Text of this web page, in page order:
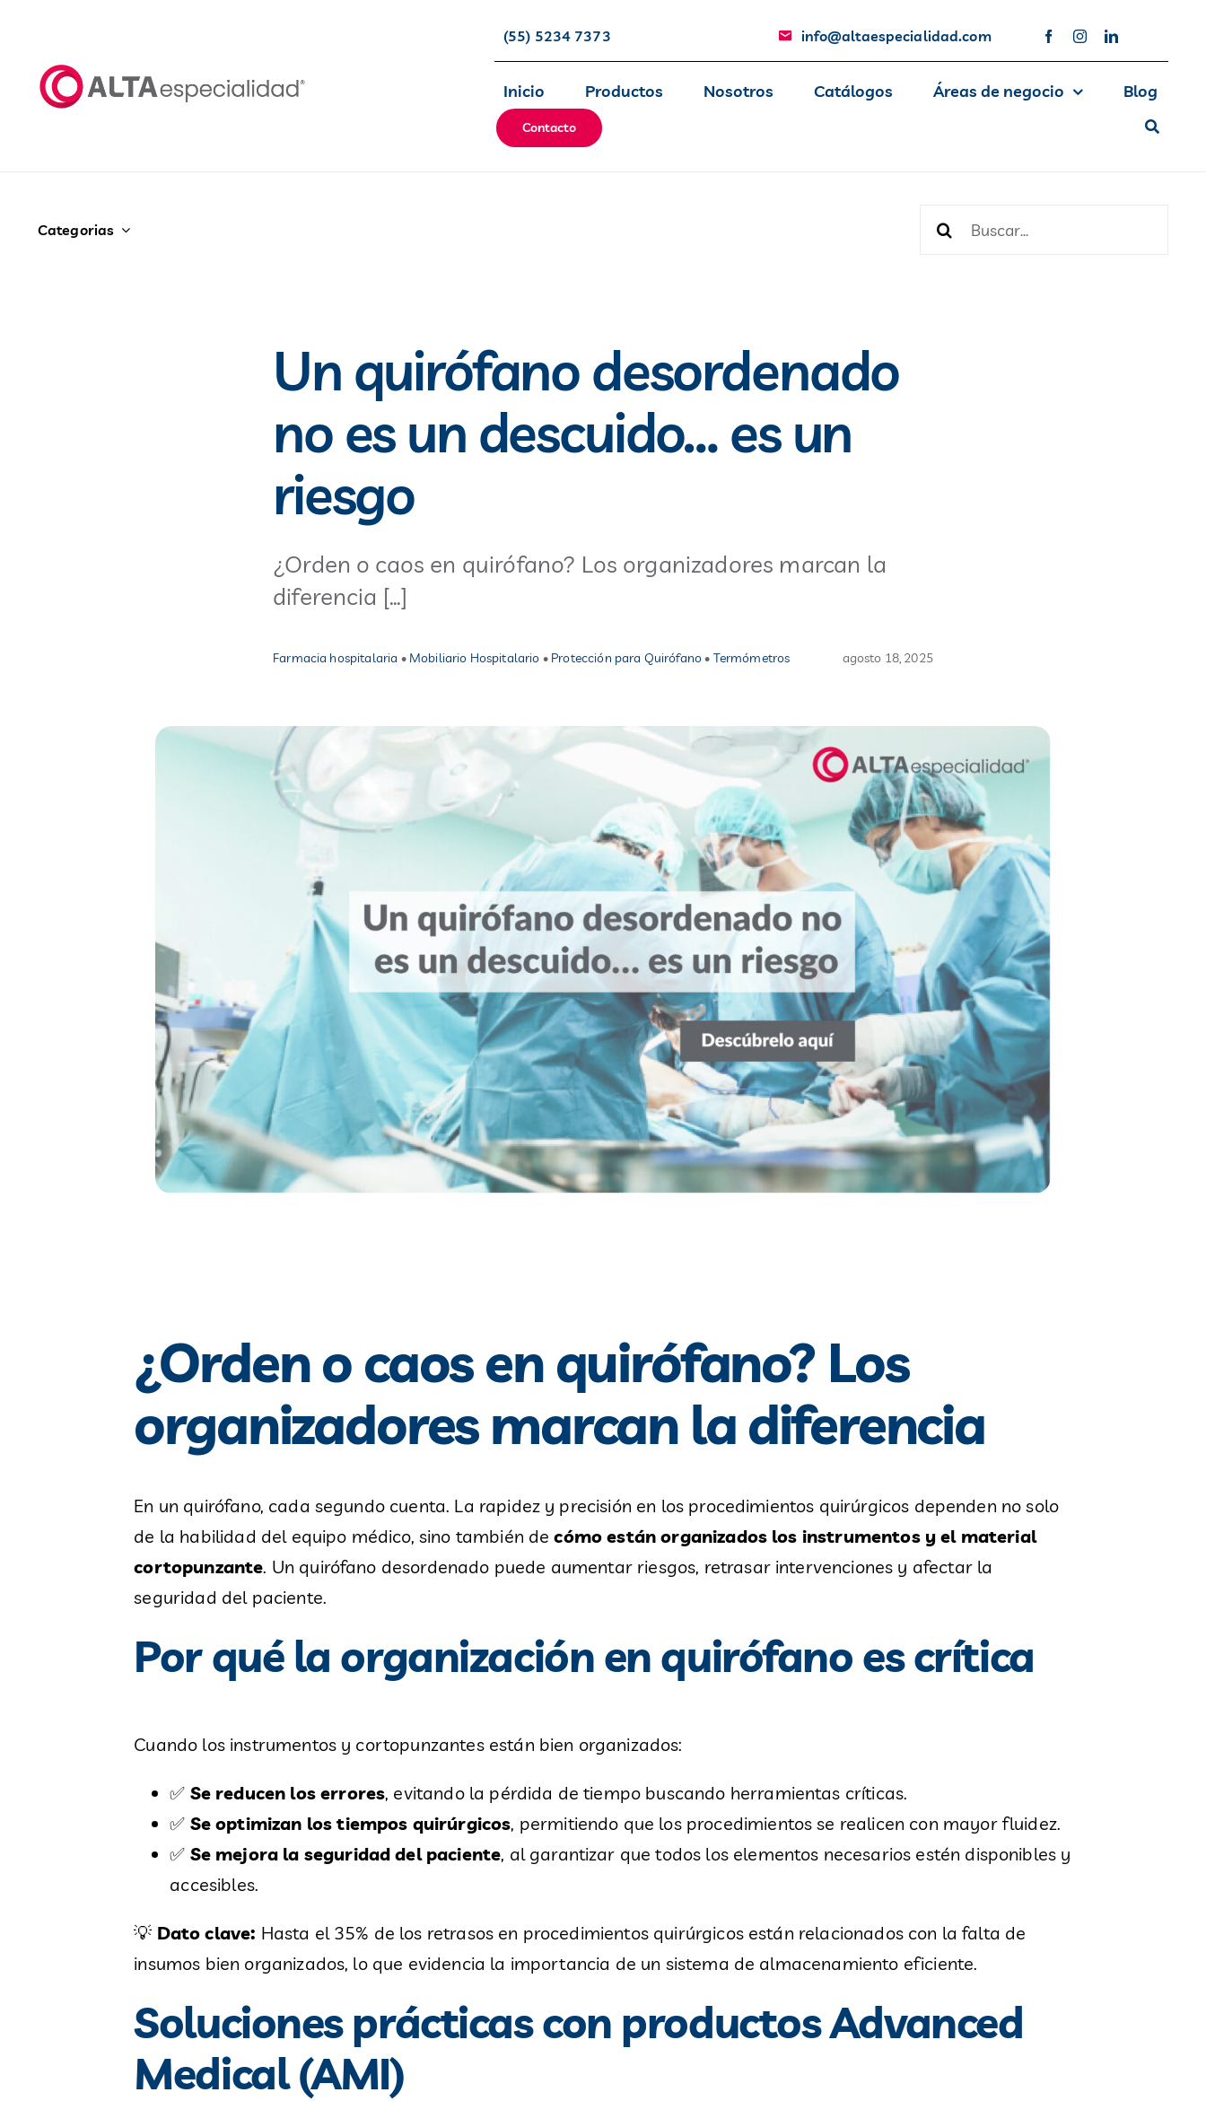
contenido
(55) 5234 7373 info@altaespecialidad.com
Inicio Productos Nosotros Catálogos Áreas de negocio Blog
Contacto
Categorias Buscar:
Un quirófano desordenado
no es un descuido… es un
riesgo
¿Orden o caos en quirófano? Los organizadores marcan la
diferencia […]
Farmacia hospitalaria • Mobiliario Hospitalario • Protección para Quirófano• Termómetros agosto 18, 2025
¿Orden o caos en quirófano? Los
organizadores marcan la diferencia
En un quirófano, cada segundo cuenta. La rapidez y precisión en los procedimientos quirúrgicos dependen no solo
de la habilidad del equipo médico, sino también decómo están organizados los instrumentos y el material
cortopunzante. Un quirófano desordenado puede aumentar riesgos, retrasar intervenciones y afectar la
seguridad del paciente.
Por qué la organización en quirófano es crítica
Cuando los instrumentos y cortopunzantes están bien organizados:
✅ Se reducen los errores, evitando la pérdida de tiempo buscando herramientas críticas.
✅ Se optimizan los tiempos quirúrgicos, permitiendo que los procedimientos se realicen con mayor fluidez.
✅ Se mejora la seguridad del paciente, al garantizar que todos los elementos necesarios estén disponibles y
accesibles.
💡 Dato clave: Hasta el 35% de los retrasos en procedimientos quirúrgicos están relacionados con la falta de
insumos bien organizados, lo que evidencia la importancia de un sistema de almacenamiento eficiente.
Soluciones prácticas con productos Advanced
Medical (AMI)